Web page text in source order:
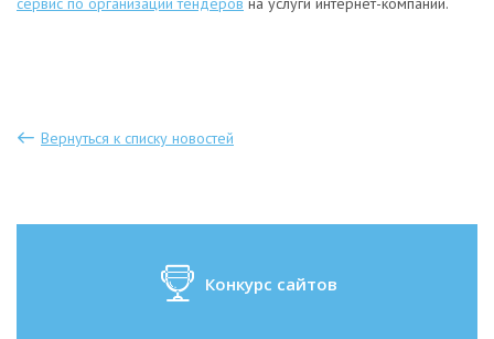
Вернуться к списку новостей
Конкурс сайтов